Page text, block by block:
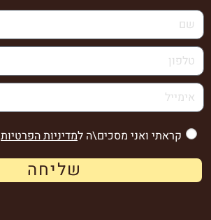
קראתי ואני מסכים\ה למדיניות הפרטיות
שליחה